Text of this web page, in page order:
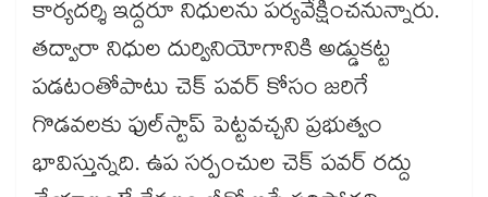
కార్యదర్శి ఇద్దరూ నిధులను పర్యవేక్షించనున్నారు.
తద్వారా నిధుల దుర్వినియోగానికి అడ్డుకట్ట
పడటంతోపాటు చెక్ పవర్ కోసం జరిగే
గొడవలకు ఫుల్​స్టాప్ పెట్టవచ్చని ప్రభుత్వం
భావిస్తున్నది. ఉప సర్పంచుల చెక్ పవర్ రద్దు